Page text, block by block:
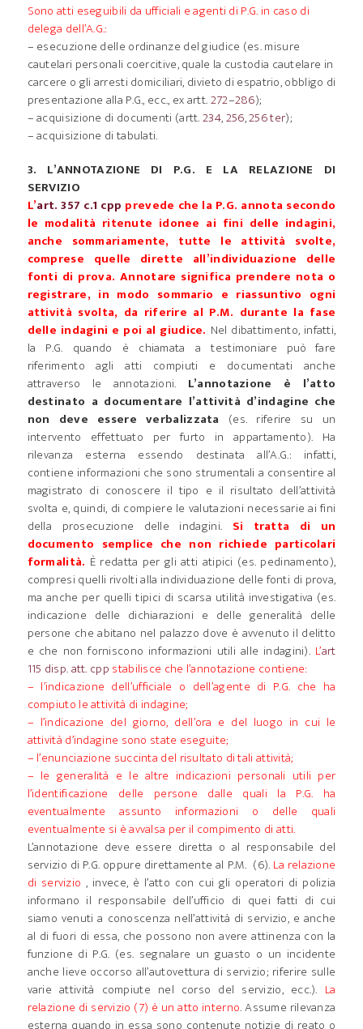
Sono atti eseguibili da ufficiali e agenti di P.G. in caso di
delega dell’A.G.:
– esecuzione delle ordinanze del giudice (es. misure
cautelari personali coercitive, quale la custodia cautelare in
carcere o gli arresti domiciliari, divieto di espatrio, obbligo di
presentazione alla P.G., ecc., ex artt.272–286);
– acquisizione di documenti (artt.234,256,256 ter);
– acquisizione di tabulati.
3. L’ANNOTAZIONE DI P.G. E LA RELAZIONE DI
SERVIZIO
L’art. 357 c.1 cpp prevede che la P.G. annota secondo
le modalità ritenute idonee ai fini delle indagini,
anche sommariamente, tutte le attività svolte,
comprese quelle dirette all’individuazione delle
fonti di prova. Annotare significa prendere nota o
registrare, in modo sommario e riassuntivo ogni
attività svolta, da riferire al P.M. durante la fase
delle indagini e poi al giudice. Nel dibattimento, infatti,
la P.G. quando è chiamata a testimoniare può fare
riferimento agli atti compiuti e documentati anche
attraverso le annotazioni. L’annotazione è l’atto
destinato a documentare l’attività d’indagine che
non deve essere verbalizzata (es. riferire su un
intervento effettuato per furto in appartamento). Ha
rilevanza esterna essendo destinata all’A.G.: infatti,
contiene informazioni che sono strumentali a consentire al
magistrato di conoscere il tipo e il risultato dell’attività
svolta e, quindi, di compiere le valutazioni necessarie ai fini
della prosecuzione delle indagini. Si tratta di un
documento semplice che non richiede particolari
formalità. È redatta per gli atti atipici (es. pedinamento),
compresi quelli rivolti alla individuazione delle fonti di prova,
ma anche per quelli tipici di scarsa utilità investigativa (es.
indicazione delle dichiarazioni e delle generalità delle
persone che abitano nel palazzo dove è avvenuto il delitto
e che non forniscono informazioni utili alle indagini). L’art
115 disp. att. cpp stabilisce che l’annotazione contiene:
– l’indicazione dell’ufficiale o dell’agente di P.G. che ha
compiuto le attività di indagine;
– l’indicazione del giorno, dell’ora e del luogo in cui le
attività d’indagine sono state eseguite;
– l’enunciazione succinta del risultato di tali attività;
– le generalità e le altre indicazioni personali utili per
l’identificazione delle persone dalle quali la P.G. ha
eventualmente assunto informazioni o delle quali
eventualmente si è avvalsa per il compimento di atti.
L’annotazione deve essere diretta o al responsabile del
servizio di P.G. oppure direttamente al P.M. (6). La relazione
di servizio , invece, è l’atto con cui gli operatori di polizia
informano il responsabile dell’ufficio di quei fatti di cui
siamo venuti a conoscenza nell’attività di servizio, e anche
al di fuori di essa, che possono non avere attinenza con la
funzione di P.G. (es. segnalare un guasto o un incidente
anche lieve occorso all’autovettura di servizio; riferire sulle
varie attività compiute nel corso del servizio, ecc.). La
relazione di servizio (7) è un atto interno. Assume rilevanza